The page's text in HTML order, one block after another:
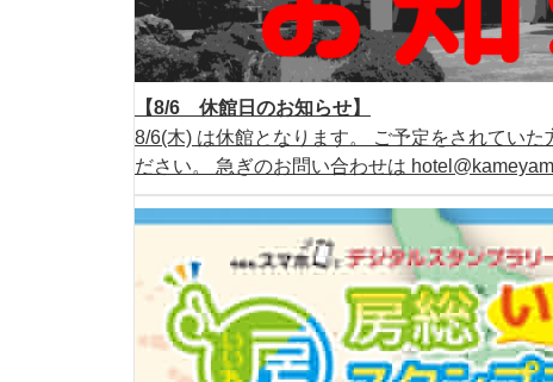
【8/6 休館日のお知らせ】
8/6(木) は休館となります。 ご予定をされてい
ださい。 急ぎのお問い合わせは